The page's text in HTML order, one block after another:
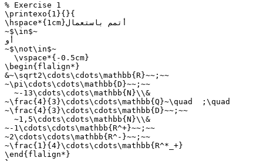
% Exercise 1
\printexo{1}{}{
\hspace*{1cm}أتمم باستعمال
~$\in$~
أو
~$\not\in$~
  \vspace*{-0.5cm}
\begin{flalign*}
&~\sqrt2\cdots\cdots\mathbb{R}~~;~~
~\pi\cdots\cdots\mathbb{D}~~;~~
  ~-13\cdots\cdots\mathbb{N}\\&
~\frac{4}{3}\cdots\cdots\mathbb{Q}~\quad  ;\quad
~\frac{4}{3}\cdots\cdots\mathbb{D}~~;~~
  ~1,5\cdots\cdots\mathbb{N}\\&
~-1\cdots\cdots\mathbb{R^+}~~;~~
~2\cdots\cdots\mathbb{R^-}~~;~~
~\frac{1}{4}\cdots\cdots\mathbb{R^*_+}
\end{flalign*}